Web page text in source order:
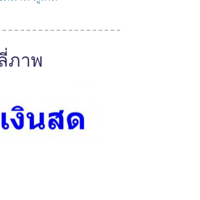
ภาพ